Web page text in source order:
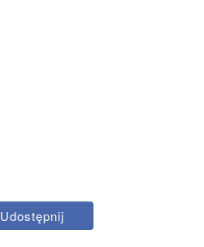
Udostępnij